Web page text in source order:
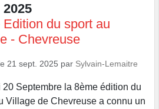
2025
Edition du sport au
- Chevreuse
21 sept. 2025 par Sylvain-Lemaitre
20 Septembre la 8ème édition du
Village de Chevreuse a connu un